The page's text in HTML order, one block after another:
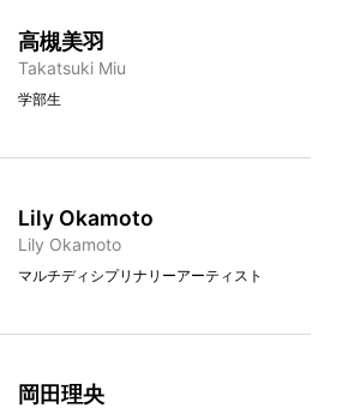
高槻美羽
Takatsuki Miu
学部生
Lily Okamoto
Lily Okamoto
マルチディシプリナリーアーティスト
岡田理央